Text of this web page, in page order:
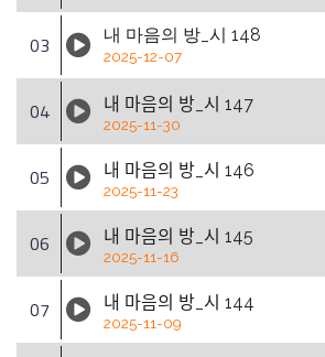
03 내 마음의 방_시 148
2025-12-07
04 내 마음의 방_시 147
2025-11-30
05 내 마음의 방_시 146
2025-11-23
06 내 마음의 방_시 145
2025-11-16
07 내 마음의 방_시 144
2025-11-09